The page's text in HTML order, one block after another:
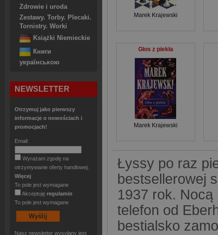
Zdrowie i uroda
Zestawy. Torby. Plecaki.
Tornistry. Worki
Książki Niemieckie
Книги
українською
NEWSLETTER
Otrzymuj jako pierwszy
informacje o nowościach i
promocjach!
Email:
Wyrażam zgodę na
otrzymywanie oferty handlowej.
Więcej
To pole jest wymagane
Akceptuję regulamin
To pole jest wymagane
Nasz newsletter wysyłany jest
Marek Krajewski
Głos z piekła
Marek Krajewski
Łyssy po raz
bestsellerowej
1937 rok.
telefon od
bestialsko